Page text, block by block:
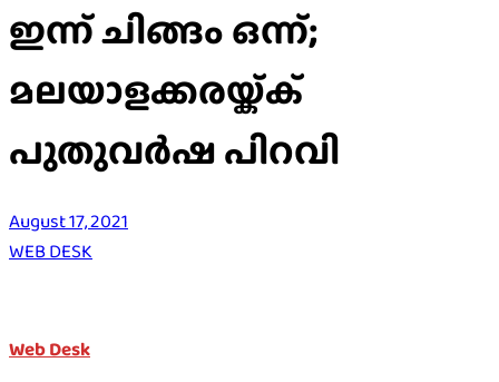
ഇന്ന് ചിങ്ങം ഒന്ന്;
മലയാളക്കരയ്ക്ക്
പുതുവർഷ പിറവി
August 17, 2021
WEB DESK
Web Desk